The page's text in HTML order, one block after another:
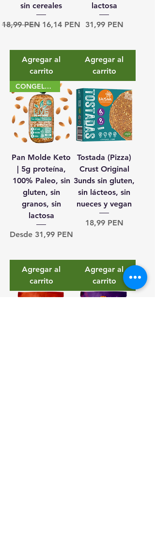
sin cereales
Precio
18,99 PEN Precio de oferta
16,14 PEN
Agregar al
carrito
lactosa
Precio
31,99 PEN
Agregar al
carrito
CONGELADO
Pan Molde Keto
| 5g proteína,
100% Paleo, sin
gluten, sin
granos, sin
lactosa
Desde 31,99 PEN
Precio de oferta
Agregar al
carrito
Tostada (Pizza)
Crust Original
3unds sin gluten,
sin lácteos, sin
nueces y vegan
Precio
18,99 PEN
Agregar al
carrito